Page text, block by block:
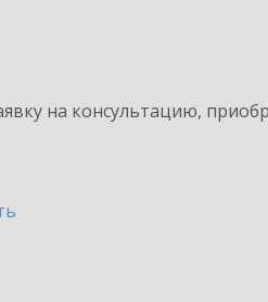
на консультацию,